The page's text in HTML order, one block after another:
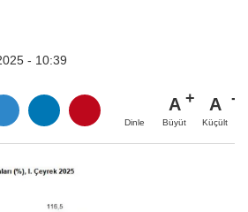
- 10:39
Dinle
A
Büyüt
A
Küçült